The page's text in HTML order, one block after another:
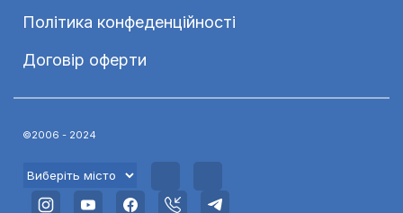
Політика конфеденційності
Договір оферти
©2006 - 2024